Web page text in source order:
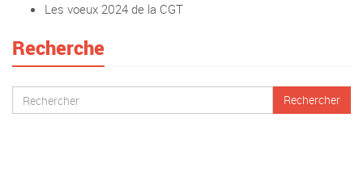
Les voeux 2024 de la CGT
Recherche